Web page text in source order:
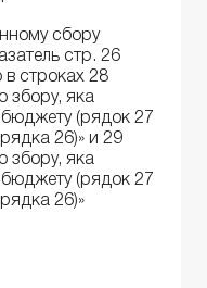
сбору
стр. 26
в строках 28
збору, яка
бюджету (рядок 27
26)» и 29
збору, яка
бюджету (рядок 27
26)»